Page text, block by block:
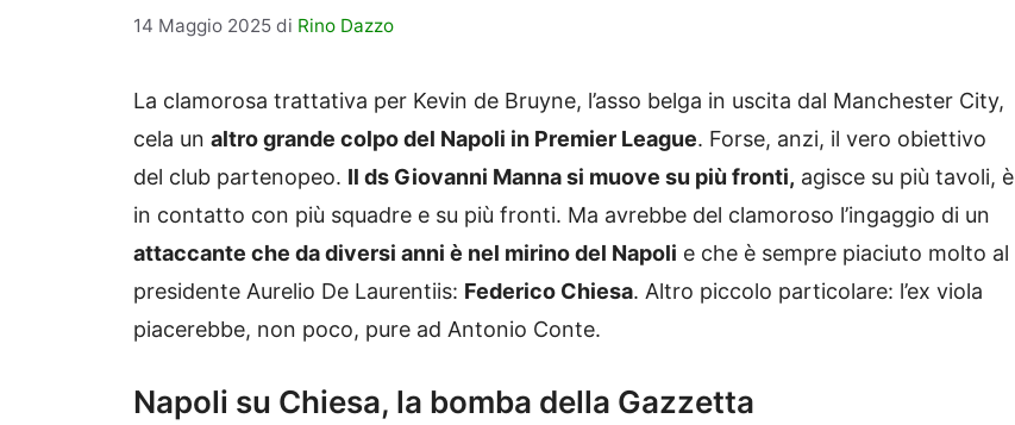
14 Maggio 2025 di Rino Dazzo
La clamorosa trattativa per Kevin de Bruyne, l’asso belga in uscita dal Manchester City,
cela un altro grande colpo del Napoli in Premier League. Forse, anzi, il vero obiettivo
del club partenopeo. Il ds Giovanni Manna si muove su più fronti, agisce su più tavoli, è
in contatto con più squadre e su più fronti. Ma avrebbe del clamoroso l’ingaggio di un
attaccante che da diversi anni è nel mirino del Napoli e che è sempre piaciuto molto al
presidente Aurelio De Laurentiis: Federico Chiesa. Altro piccolo particolare: l’ex viola
piacerebbe, non poco, pure ad Antonio Conte.
Napoli su Chiesa, la bomba della Gazzetta